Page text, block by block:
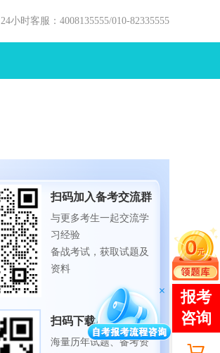
24小时客服：4008135555/010-82335555
扫码加入备考交流群
与更多考生一起交流学
习经验
备战考试，获取试题及
资料
扫码下载APP
海量历年试题、备考资